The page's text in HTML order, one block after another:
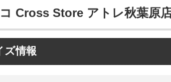
Cross Store アトレ秋葉原
ズ情報